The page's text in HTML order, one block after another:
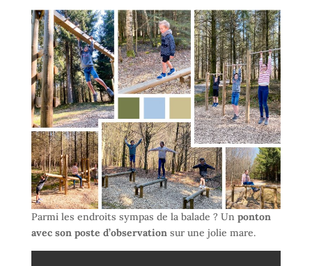
Parmi les endroits sympas de la balade ? Un ponton
avec son poste d’observationsur une jolie mare.